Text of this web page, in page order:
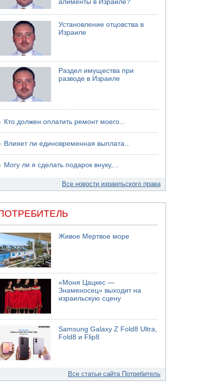
алименты в Израиле?
Установление отцовства в
Израиле
Раздел имущества при
разводе в Израиле
Кто должен оплатить ремонт моего...
Влияет ли единовременная выплата...
Могу ли я сделать подарок внуку,...
Все новости израильского права
Живое Мертвое море
«Моня Цацкес —
Знаменосец» выходит на
израильскую сцену
Samsung Galaxy Z Fold8 Ultra,
Fold8 и Flip8
Все статьи сайта Потребитель